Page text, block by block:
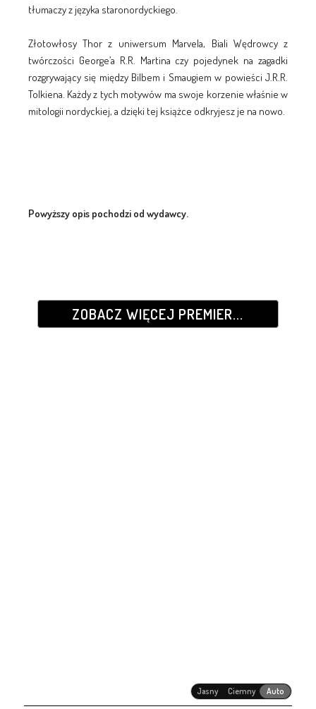
tłumaczy z języka staronordyckiego.
Złotowłosy Thor z uniwersum Marvela, Biali Wędrowcy z
twórczości George’a R.R. Martina czy pojedynek na zagadki
rozgrywający się między Bilbem i Smaugiem w powieści J.R.R.
Tolkiena. Każdy z tych motywów ma swoje korzenie właśnie w
mitologii nordyckiej, a dzięki tej książce odkryjesz je na nowo.
Powyższy opis pochodzi od wydawcy.
ZOBACZ WIĘCEJ PREMIER...
Jasny Ciemny Auto